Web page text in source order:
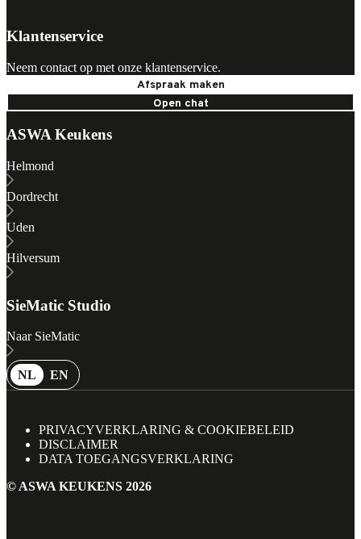
Klantenservice
Neem contact op met onze klantenservice.
Afspraak maken
Open chat
ASWA Keukens
Helmond
Dordrecht
Uden
Hilversum
SieMatic Studio
Naar SieMatic
NL EN
PRIVACYVERKLARING & COOKIEBELEID
DISCLAIMER
DATA TOEGANGSVERKLARING
© ASWA KEUKENS 2026